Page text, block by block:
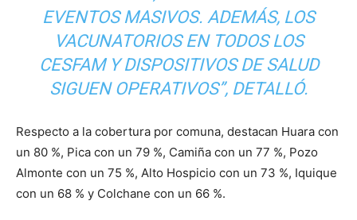
EVENTOS MASIVOS. ADEMÁS, LOS
VACUNATORIOS EN TODOS LOS
CESFAM Y DISPOSITIVOS DE SALUD
SIGUEN OPERATIVOS”, DETALLÓ.
Respecto a la cobertura por comuna, destacan Huara con
un 80 %, Pica con un 79 %, Camiña con un 77 %, Pozo
Almonte con un 75 %, Alto Hospicio con un 73 %, Iquique
con un 68 % y Colchane con un 66 %.